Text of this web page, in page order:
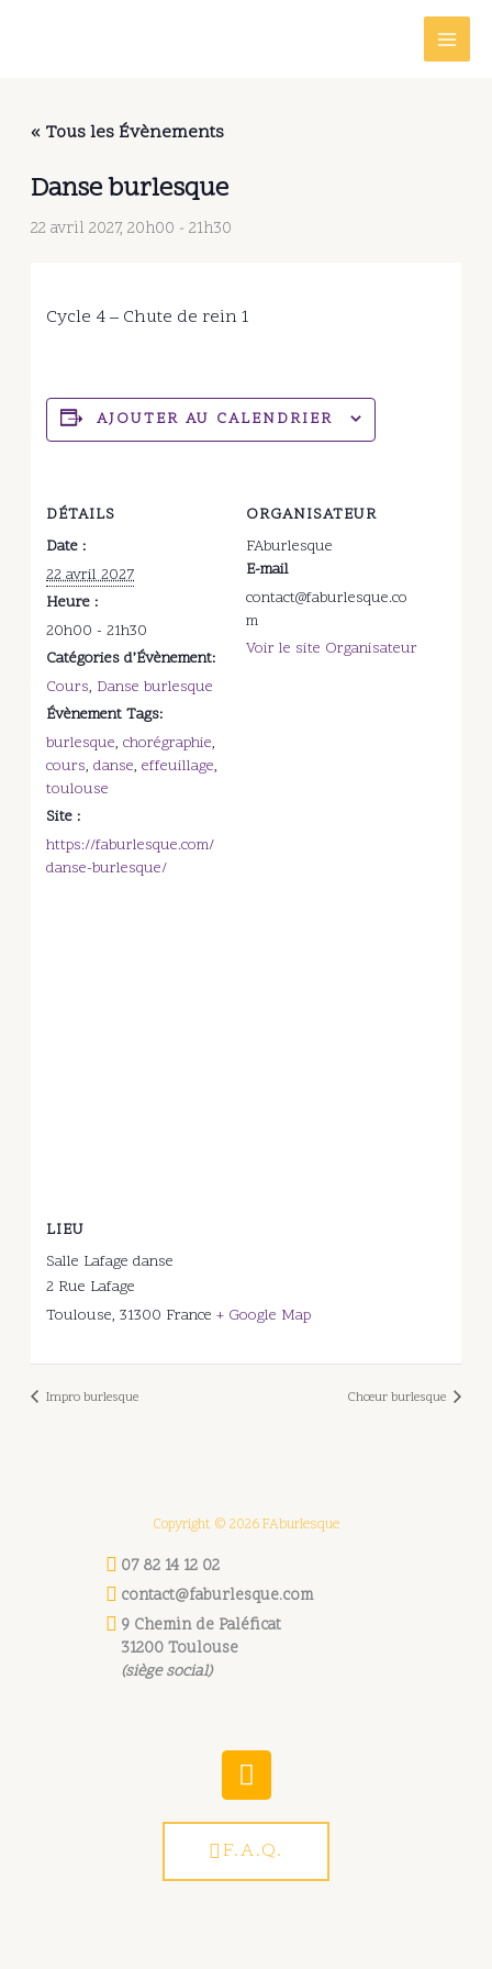
« Tous les Évènements
Danse burlesque
22 avril 2027, 20h00 - 21h30
Cycle 4 – Chute de rein 1
AJOUTER AU CALENDRIER
DÉTAILS
Date :
22 avril 2027
Heure :
20h00 - 21h30
Catégories d’Évènement:
Cours, Danse burlesque
Évènement Tags:
burlesque,chorégraphie,
cours,danse,effeuillage,
toulouse
Site :
https://faburlesque.com/
danse-burlesque/
ORGANISATEUR
FAburlesque
E-mail
contact@faburlesque.co
m
Voir le site Organisateur
LIEU
Salle Lafage danse
2 Rue Lafage
Toulouse, 31300 France + Google Map
Impro burlesque Chœur burlesque
Copyright © 2026 FAburlesque
07 82 14 12 02
contact@faburlesque.com
9 Chemin de Paléficat
31200 Toulouse
(siège social)
W
h
a
t
s
F.A.Q.